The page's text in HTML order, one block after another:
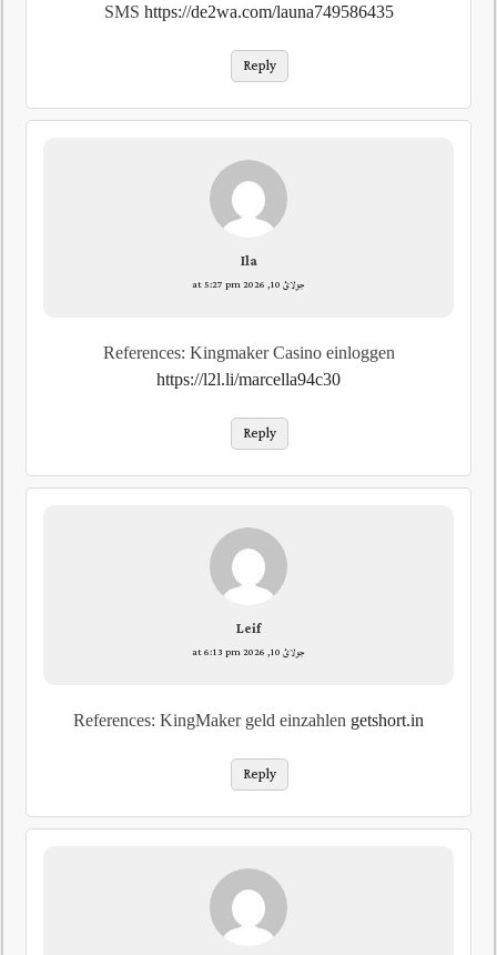
SMS https://de2wa.com/launa749586435
Reply
Ila
جولائ 10, 2026 at 5:27 pm
References: Kingmaker Casino einloggen
https://l2l.li/marcella94c30
Reply
Leif
جولائ 10, 2026 at 6:13 pm
References: KingMaker geld einzahlen getshort.in
Reply